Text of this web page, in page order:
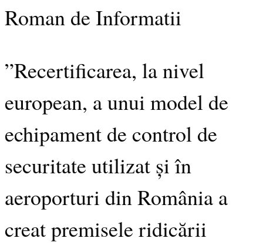
Roman de Informatii
”Recertificarea, la nivel
european, a unui model de
echipament de control de
securitate utilizat și în
aeroporturi din România a
creat premisele ridicării